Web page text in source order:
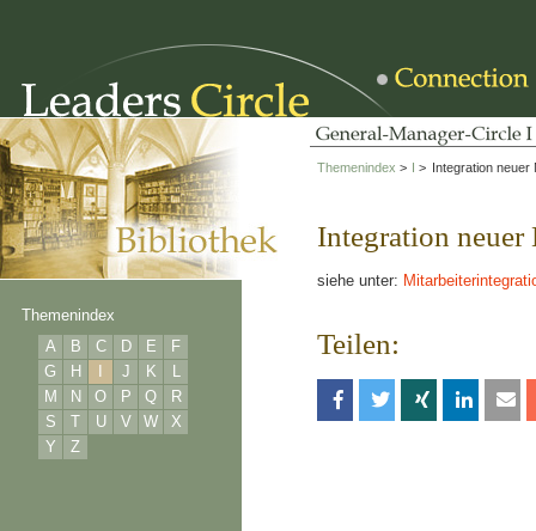
Themenindex
A
B C D E
F
G
H I J K
L
M
N O P Q
R
S
T U V W
X
Y
Z
Themenindex > I > Integration neuer
Integration neuer
siehe unter:
Teilen: